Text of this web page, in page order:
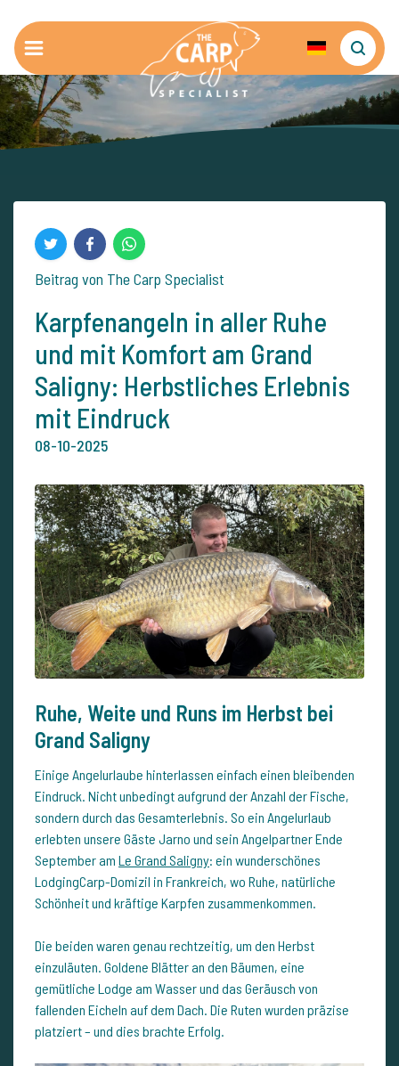
Beitrag von The Carp Specialist
Karpfenangeln in aller Ruhe
und mit Komfort am Grand
Saligny: Herbstliches Erlebnis
mit Eindruck
08-10-2025
Ruhe, Weite und Runs im Herbst bei
Grand Saligny
Einige Angelurlaube hinterlassen einfach einen bleibenden
Eindruck. Nicht unbedingt aufgrund der Anzahl der Fische,
sondern durch das Gesamterlebnis. So ein Angelurlaub
erlebten unsere Gäste Jarno und sein Angelpartner Ende
September am Le Grand Saligny: ein wunderschönes
LodgingCarp-Domizil in Frankreich, wo Ruhe, natürliche
Schönheit und kräftige Karpfen zusammenkommen.
Die beiden waren genau rechtzeitig, um den Herbst
einzuläuten. Goldene Blätter an den Bäumen, eine
gemütliche Lodge am Wasser und das Geräusch von
fallenden Eicheln auf dem Dach. Die Ruten wurden präzise
platziert – und dies brachte Erfolg.